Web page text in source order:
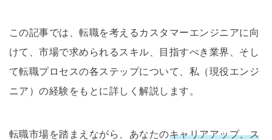
この記事では、転職を考えるカスタマーエンジニアに向
けて、市場で求められるスキル、目指すべき業界、そし
て転職プロセスの各ステップについて、私（現役エンジ
ニア）の経験をもとに詳しく解説します。
転職市場を踏まえながら、あなたのキャリアアップ、ス